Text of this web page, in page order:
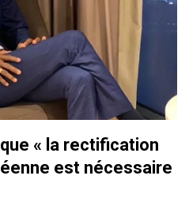
« la rectification
est nécessaire